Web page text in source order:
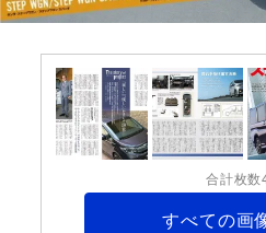
合計枚数
すべての画